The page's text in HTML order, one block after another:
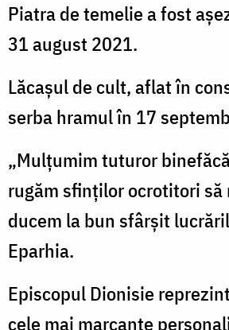
Cetății
Albe
–
Ismail
Foto:
Episcopia
Basarabiei
de
Piatra de temelie a fost
31 august 2021.
Lăcaşul de cult, aflat în
serba hramul în 17
„Mulțumim tuturor
rugăm sfinților ocrotitori să
ducem la bun sfârșit
Eparhia.
Episcopul Dionisie
cele mai marcante